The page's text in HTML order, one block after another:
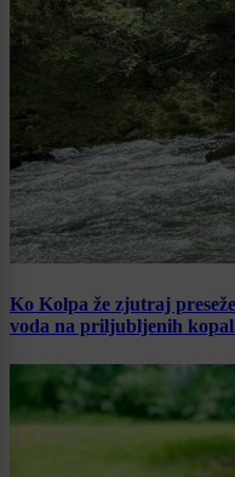
Ko Kolpa že zjutraj
voda na priljubljenih